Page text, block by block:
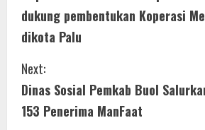
n
t
i
dukung pembentukan Koperasi
dikota Palu
Next:
Dinas Sosial Pemkab Buol
153 Penerima ManFaat